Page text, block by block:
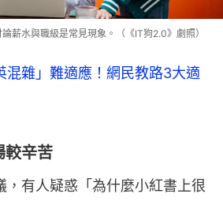
薪水與職級是常見現象。（《IT狗2.0》劇照）
混雜」難適應！網民教路3大適
較辛苦
，有人疑惑「為什麼小紅書上很